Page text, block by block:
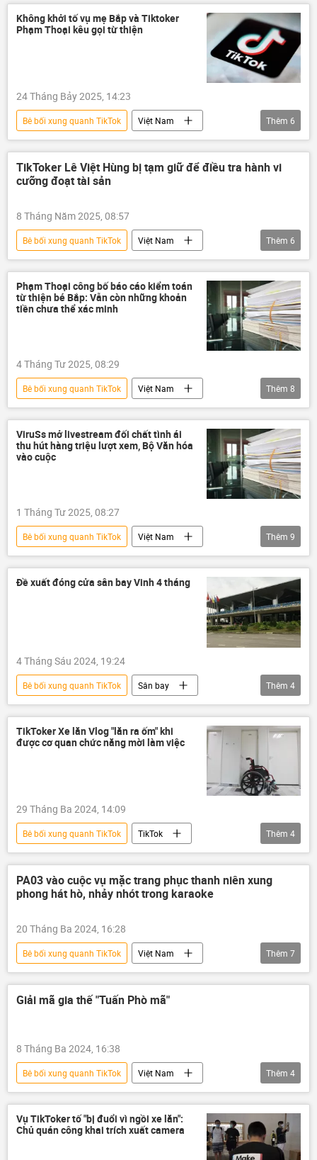
thương mại
thuế
Không khởi tố vụ mẹ Bắp và Tiktoker
Phạm Thoại kêu gọi từ thiện
24 Tháng Bảy 2025, 14:23
Bê bối xung quanh TikTok
Việt Nam
thông tin
mạng xã hội
từ thiện
tiền
ung thư bệnh ung thư
Thêm 6
TikToker Lê Việt Hùng bị tạm giữ để điều tra hành vi
cưỡng đoạt tài sản
8 Tháng Năm 2025, 08:57
Bê bối xung quanh TikTok
Việt Nam
thông tin
TikTok
mạng xã hội
Pháp luật
công an
Bộ Công an Việt Nam
Thêm 6
Phạm Thoại công bố báo cáo kiểm toán
từ thiện bé Bắp: Vẫn còn những khoản
tiền chưa thể xác minh
4 Tháng Tư 2025, 08:29
Bê bối xung quanh TikTok
Việt Nam
thông tin
TikTok
mạng xã hội
livestream
từ thiện
làm từ thiện
scandal
Xã hội
Thêm 8
ViruSs mở livestream đối chất tình ái
thu hút hàng triệu lượt xem, Bộ Văn hóa
vào cuộc
1 Tháng Tư 2025, 08:27
Bê bối xung quanh TikTok
Việt Nam
thông tin
Bộ Văn hóa Thể thao và Du lịch
livestream
mạng xã hội
Xã hội
Thêm 9
Đề xuất đóng cửa sân bay Vinh 4 tháng
4 Tháng Sáu 2024, 19:24
Bê bối xung quanh TikTok
Sân bay
Bộ Giao thông Vận tải
Việt Nam
Hàng Không Việt Nam
máy bay
Thêm 4
TikToker Xe lăn Vlog "lăn ra ốm" khi
được cơ quan chức năng mời làm việc
29 Tháng Ba 2024, 14:09
Bê bối xung quanh TikTok
TikTok
thông tin
mạng xã hội
Bộ Thông tin và Truyền thông Việt Nam
an ninh mạng
Thêm 4
PA03 vào cuộc vụ mặc trang phục thanh niên xung
phong hát hò, nhảy nhót trong karaoke
20 Tháng Ba 2024, 16:28
Bê bối xung quanh TikTok
Việt Nam
thông tin
Pháp luật
mạng xã hội
thanh tra
Văn hóa
Thêm 7
Giải mã gia thế "Tuấn Phò mã"
8 Tháng Ba 2024, 16:38
Bê bối xung quanh TikTok
Việt Nam
thông tin
TikTok
Pháp luật
mạng xã hội
Thêm 4
Vụ TikToker tố "bị đuổi vì ngồi xe lăn":
Chủ quán công khai trích xuất camera